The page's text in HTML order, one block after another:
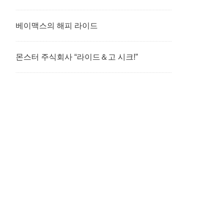
베이맥스의 해피 라이드
몬스터 주식회사 “라이드＆고 시크!”